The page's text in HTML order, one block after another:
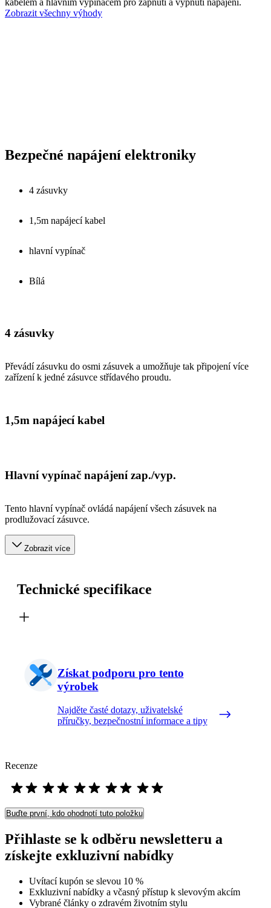
Zobrazit všechny výhody
Bezpečné napájení elektroniky
4 zásuvky
1,5m napájecí kabel
hlavní vypínač
Bílá
4 zásuvky
Převádí zásuvku do osmi zásuvek a umožňuje tak připojení více
zařízení k jedné zásuvce střídavého proudu.
1,5m napájecí kabel
Hlavní vypínač napájení zap./vyp.
Tento hlavní vypínač ovládá napájení všech zásuvek na
prodlužovací zásuvce.
Zobrazit více
Technické specifikace
Získat podporu pro tento
výrobek
Najděte časté dotazy, uživatelské
příručky, bezpečnostní informace a tipy
Recenze
Buďte první, kdo ohodnotí tuto položku
Přihlaste se k odběru newsletteru a
získejte exkluzivní nabídky
Uvítací kupón se slevou 10 %
Exkluzivní nabídky a včasný přístup k slevovým akcím
Vybrané články o zdravém životním stylu